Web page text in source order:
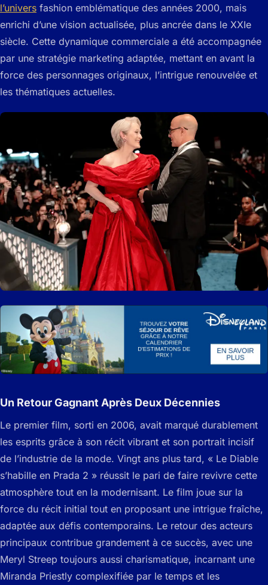
l’univers fashion emblématique des années 2000, mais
enrichi d’une vision actualisée, plus ancrée dans le XXIe
siècle. Cette dynamique commerciale a été accompagnée
par une stratégie marketing adaptée, mettant en avant la
force des personnages originaux, l’intrigue renouvelée et
les thématiques actuelles.
Un Retour Gagnant Après Deux Décennies
Le premier film, sorti en 2006, avait marqué durablement
les esprits grâce à son récit vibrant et son portrait incisif
de l’industrie de la mode. Vingt ans plus tard, « Le Diable
s’habille en Prada 2 » réussit le pari de faire revivre cette
atmosphère tout en la modernisant. Le film joue sur la
force du récit initial tout en proposant une intrigue fraîche,
adaptée aux défis contemporains. Le retour des acteurs
principaux contribue grandement à ce succès, avec une
Meryl Streep toujours aussi charismatique, incarnant une
Miranda Priestly complexifiée par le temps et les